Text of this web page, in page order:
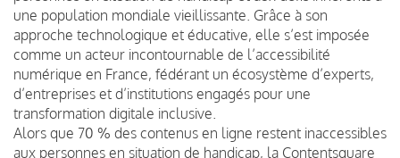
une population mondiale vieillissante. Grâce à son
approche technologique et éducative, elle s’est imposée
comme un acteur incontournable de l’accessibilité
numérique en France, fédérant un écosystème d’experts,
d’entreprises et d’institutions engagés pour une
transformation digitale inclusive.
Alors que 70 % des contenus en ligne restent inaccessibles
aux personnes en situation de handicap, la Contentsquare